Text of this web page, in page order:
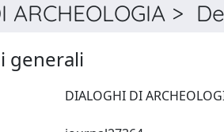
ARCHEOLOGIA >
generali